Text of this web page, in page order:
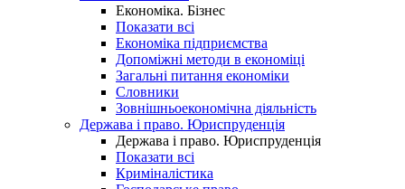
Економіка. Бізнес
Показати всі
Економіка підприємства
Допоміжні методи в економіці
Загальні питання економіки
Словники
Зовнішньоекономічна діяльність
Держава і право. Юриспруденція
Держава і право. Юриспруденція
Показати всі
Криміналістика